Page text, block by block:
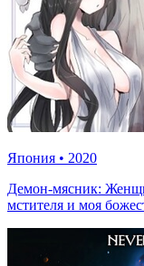
Япония • 2020
Демон-мясник:
мстителя и моя